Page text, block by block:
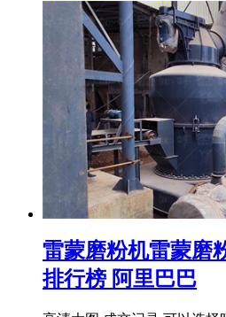
雷蒙磨粉机雷蒙磨
排行榜 阿里巴巴